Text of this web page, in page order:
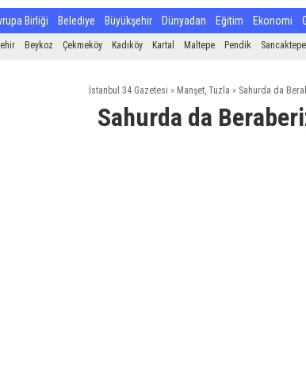
Birliği Belediye Büyükşehir Dünyadan Eğitim Ekonomi
Beykoz Çekmeköy Kadıköy Kartal Maltepe Pendik Sancaktepe
İstanbul 34 Gazetesi » Manşet, Tuzla »Sahurda da
Sahurda da